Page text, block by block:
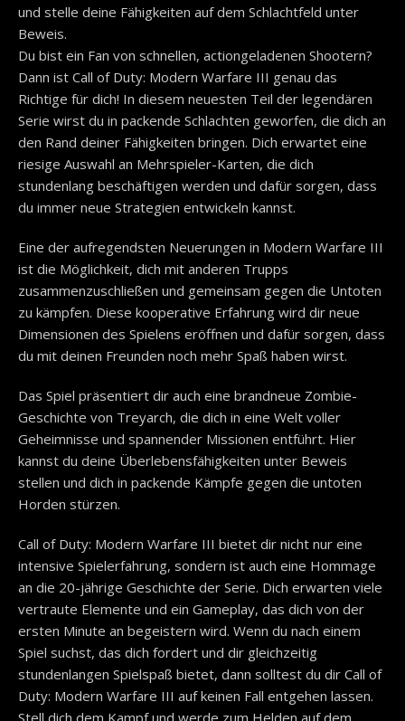
und stelle deine Fähigkeiten auf dem Schlachtfeld unter
Beweis.
Du bist ein Fan von schnellen, actiongeladenen Shootern?
Dann ist Call of Duty: Modern Warfare III genau das
Richtige für dich! In diesem neuesten Teil der legendären
Serie wirst du in packende Schlachten geworfen, die dich an
den Rand deiner Fähigkeiten bringen. Dich erwartet eine
riesige Auswahl an Mehrspieler-Karten, die dich
stundenlang beschäftigen werden und dafür sorgen, dass
du immer neue Strategien entwickeln kannst.
Eine der aufregendsten Neuerungen in Modern Warfare III
ist die Möglichkeit, dich mit anderen Trupps
zusammenzuschließen und gemeinsam gegen die Untoten
zu kämpfen. Diese kooperative Erfahrung wird dir neue
Dimensionen des Spielens eröffnen und dafür sorgen, dass
du mit deinen Freunden noch mehr Spaß haben wirst.
Das Spiel präsentiert dir auch eine brandneue Zombie-
Geschichte von Treyarch, die dich in eine Welt voller
Geheimnisse und spannender Missionen entführt. Hier
kannst du deine Überlebensfähigkeiten unter Beweis
stellen und dich in packende Kämpfe gegen die untoten
Horden stürzen.
Call of Duty: Modern Warfare III bietet dir nicht nur eine
intensive Spielerfahrung, sondern ist auch eine Hommage
an die 20-jährige Geschichte der Serie. Dich erwarten viele
vertraute Elemente und ein Gameplay, das dich von der
ersten Minute an begeistern wird. Wenn du nach einem
Spiel suchst, das dich fordert und dir gleichzeitig
stundenlangen Spielspaß bietet, dann solltest du dir Call of
Duty: Modern Warfare III auf keinen Fall entgehen lassen.
Stell dich dem Kampf und werde zum Helden auf dem